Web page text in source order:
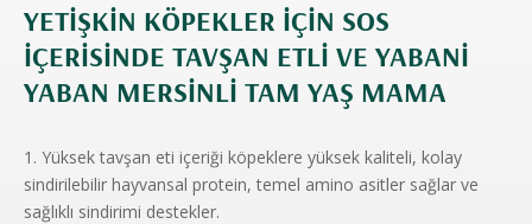
YETIŞKIN KÖPEKLER IÇIN SOS
IÇERISINDE TAVŞAN ETLI VE YABANI
YABAN MERSINLI TAM YAŞ MAMA
1. Yüksek tavşan eti içeriği köpeklere yüksek kaliteli, kolay
sindirilebilir hayvansal protein, temel amino asitler sağlar ve
sağlıklı sindirimi destekler.